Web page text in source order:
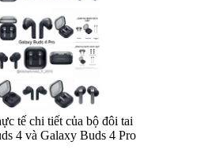
tế chi tiết của bộ đôi tai
4 và Galaxy Buds 4 Pro